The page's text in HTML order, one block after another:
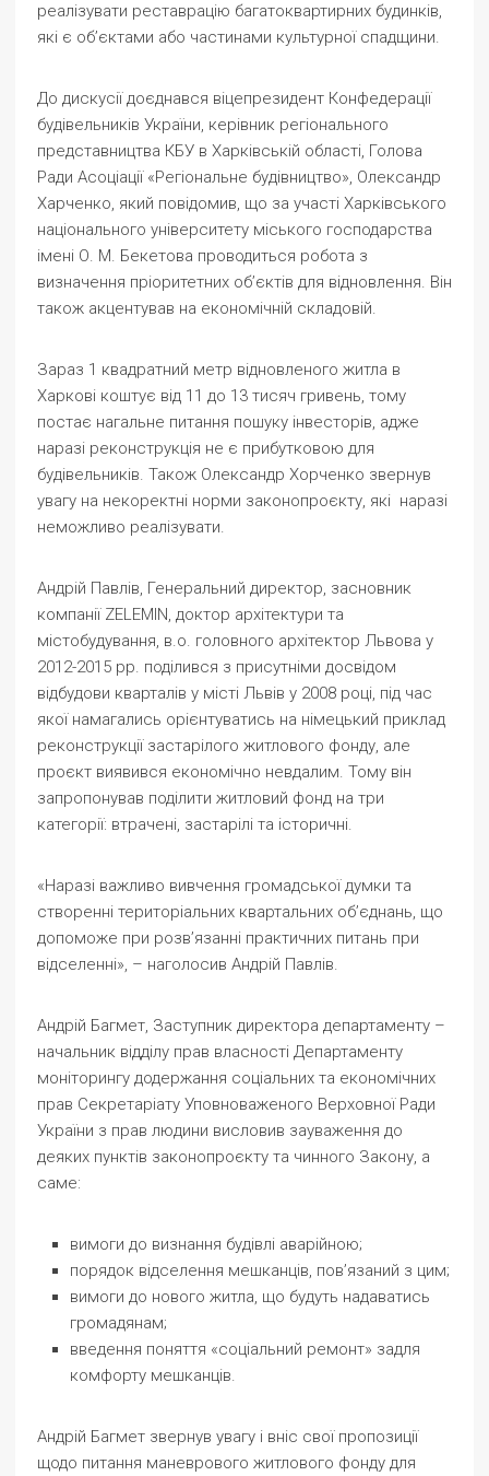
реалізувати реставрацію багатоквартирних будинків,
які є об’єктами або частинами культурної спадщини.
До дискусії доєднався віцепрезидент Конфедерації
будівельників України, керівник регіонального
представництва КБУ в Харківській області, Голова
Ради Асоціації «Регіональне будівництво», Олександр
Харченко, який повідомив, що за участі Харківського
національного університету міського господарства
імені О. М. Бекетова проводиться робота з
визначення пріоритетних об’єктів для відновлення. Він
також акцентував на економічній складовій.
Зараз 1 квадратний метр відновленого житла в
Харкові коштує від 11 до 13 тисяч гривень, тому
постає нагальне питання пошуку інвесторів, адже
наразі реконструкція не є прибутковою для
будівельників. Також Олександр Хорченко звернув
увагу на некоректні норми законопроєкту, які наразі
неможливо реалізувати.
Андрій Павлів, Генеральний директор, засновник
компанії ZELEMIN, доктор архітектури та
містобудування, в.о. головного архітектор Львова у
2012-2015 рр. поділився з присутніми досвідом
відбудови кварталів у місті Львів у 2008 році, під час
якої намагались орієнтуватись на німецький приклад
реконструкції застарілого житлового фонду, але
проєкт виявився економічно невдалим. Тому він
запропонував поділити житловий фонд на три
категорії: втрачені, застарілі та історичні.
«Наразі важливо вивчення громадської думки та
створенні територіальних квартальних об’єднань, що
допоможе при розв’язанні практичних питань при
відселенні», – наголосив Андрій Павлів.
Андрій Багмет, Заступник директора департаменту –
начальник відділу прав власності Департаменту
моніторингу додержання соціальних та економічних
прав Секретаріату Уповноваженого Верховної Ради
України з прав людини висловив зауваження до
деяких пунктів законопроєкту та чинного Закону, а
саме:
вимоги до визнання будівлі аварійною;
порядок відселення мешканців, пов’язаний з цим;
вимоги до нового житла, що будуть надаватись
громадянам;
введення поняття «соціальний ремонт» задля
комфорту мешканців.
Андрій Багмет звернув увагу і вніс свої пропозиції
щодо питання маневрового житлового фонду для